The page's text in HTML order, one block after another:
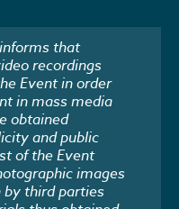
that
recordings
Event in order
in mass media
obtained
and public
of the Event
images
third parties